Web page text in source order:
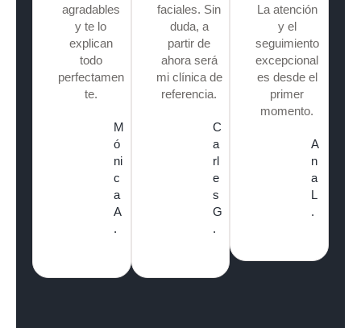
agradables
y te lo
explican
todo
perfectamen
te.
M
ó
ni
c
a
A
.
faciales. Sin
duda, a
partir de
ahora será
mi clínica de
referencia.
C
a
rl
e
s
G
.
La atención
y el
seguimiento
excepcional
es desde el
primer
momento.
A
n
a
L
.